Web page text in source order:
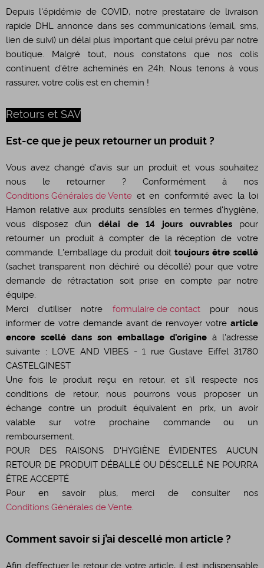
Depuis l'épidémie de COVID, notre prestataire de livraison
rapide DHL annonce dans ses communications (email, sms,
lien de suivi) un délai plus important que celui prévu par notre
boutique. Malgré tout, nous constatons que nos colis
continuent d'être acheminés en 24h. Nous tenons à vous
rassurer, votre colis est en chemin !
Retours et SAV
Est-ce que je peux retourner un produit ?
Vous avez changé d'avis sur un produit et vous souhaitez
nous le retourner ? Conformément à nos
Conditions Générales de Vente et en conformité avec la loi
Hamon relative aux produits sensibles en termes d'hygiène,
vous disposez d’un délai de 14 jours ouvrables pour
retourner un produit à compter de la réception de votre
commande. L'emballage du produit doit toujours être scellé
(sachet transparent non déchiré ou décollé) pour que votre
demande de rétractation soit prise en compte par notre
équipe.
Merci d'utiliser notre formulaire de contactpour nous
informer de votre demande avant de renvoyer votre article
encore scellé dans son emballage d’origine à l'adresse
suivante : LOVE AND VIBES - 1 rue Gustave Eiffel 31780
CASTELGINEST
Une fois le produit reçu en retour, et s'il respecte nos
conditions de retour, nous pourrons vous proposer un
échange contre un produit équivalent en prix, un avoir
valable sur votre prochaine commande ou un
remboursement.
POUR DES RAISONS D'HYGIÈNE ÉVIDENTES AUCUN
RETOUR DE PRODUIT DÉBALLÉ OU DÉSCELLÉ NE POURRA
ÊTRE ACCEPTÉ
Pour en savoir plus, merci de consulter nos
Conditions Générales de Vente.
Comment savoir si j’ai descellé mon article ?
Afin d’effectuer le retour de votre article, il est indispensable